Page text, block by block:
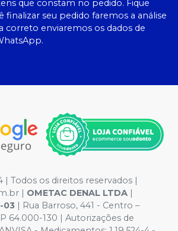
que constam no pedido. Fique
finalizar seu pedido faremos a análise
correto enviaremos os dados de
Todos os direitos reservados |
| OMETAC DENAL LTDA |
03 | Rua Barroso, 441 - Centro –
64.000-130 | Autorizações de